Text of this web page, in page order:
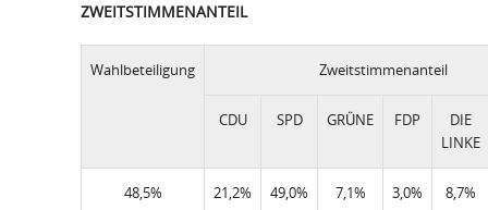
ZWEITSTIMMENANTEIL
Wahlbeteiligung Zweitstimmenanteil
CDU SPD GRÜNE FDP
DIE
LINKE
48,5% 21,2% 49,0% 7,1% 3,0% 8,7%